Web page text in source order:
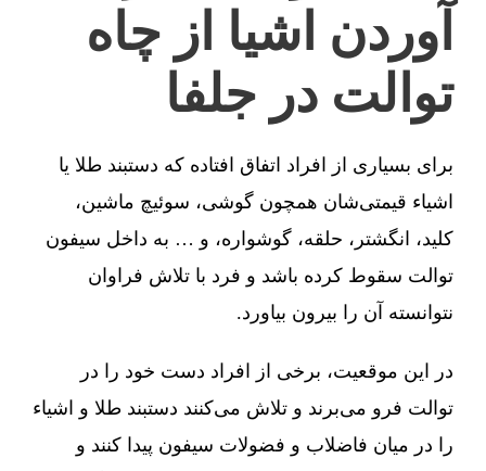
آوردن اشیا از چاه
توالت در جلفا
برای بسیاری از افراد اتفاق افتاده که دستبند طلا یا
اشیاء قیمتی‌شان همچون گوشی، سوئیچ ماشین،
کلید، انگشتر، حلقه، گوشواره، و … به داخل سیفون
توالت سقوط کرده باشد و فرد با تلاش فراوان
نتوانسته آن را بیرون بیاورد.
در این موقعیت، برخی از افراد دست خود را در
توالت فرو می‌برند و تلاش می‌کنند دستبند طلا و اشیاء
را در میان فاضلاب و فضولات سیفون پیدا کنند و